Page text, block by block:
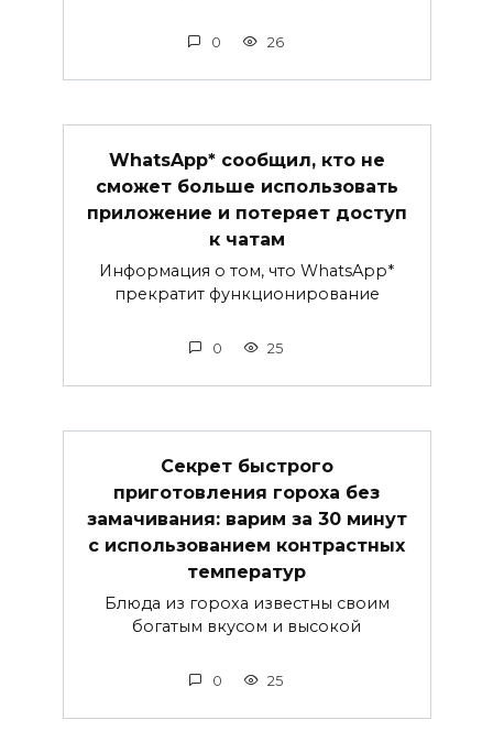
0 26
WhatsApp* сообщил, кто не
сможет больше использовать
приложение и потеряет доступ
к чатам
Информация о том, что WhatsApp*
прекратит функционирование
0 25
Секрет быстрого
приготовления гороха без
замачивания: варим за 30 минут
с использованием контрастных
температур
Блюда из гороха известны своим
богатым вкусом и высокой
0 25